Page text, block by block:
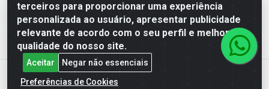
terceiros para proporcionar uma experiência
personalizada ao usuário, apresentar publicidade
relevante de acordo com o seu perfil e melhorar a
qualidade do nosso site.
Aceitar
Negar não essenciais
Preferências de Cookies
Rede Brasil - Avenida Universitária, nº 3860, Jardim das
Américas II Etapa - Anápolis/GO - CEP 75070-415 -
CNPJ 07.728.073/0002-24